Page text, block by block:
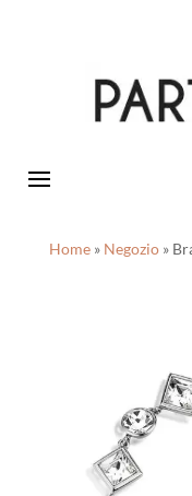
Home» Negozio»